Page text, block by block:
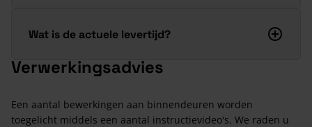
Wat is de actuele levertijd?
Verwerkingsadvies
Een aantal bewerkingen aan binnendeuren worden
toegelicht middels een aantal instructievideo's. We raden u